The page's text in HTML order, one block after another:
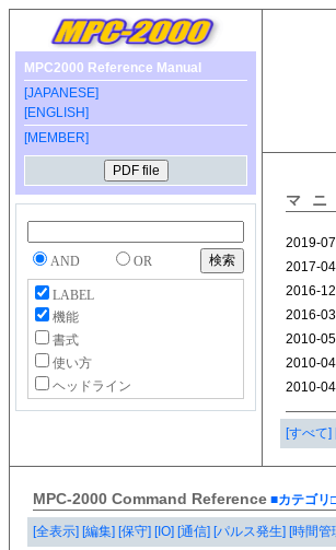
MPC2000 Reference Manual
[JAPANESE]
[ENGLISH]
[MEMBER]
AND OR
LABEL
機能
書式
使い方
ヘッドライン
マ
[すべて]
MPC-2000 Command Reference ■カテゴリ
[全表示] [編集] [保守] [IO] [通信] [パルス発生] [時間管